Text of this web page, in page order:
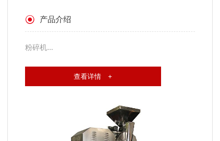
产品介绍
粉碎机...
查看详情 +